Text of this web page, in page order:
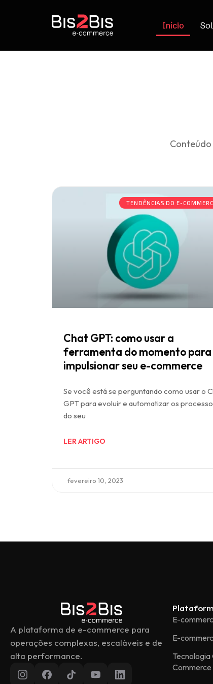
Início
TENDÊNCIAS DO E-
Chat GPT: como usar a
ferramenta do momento para
impulsionar seu e-commerce
Se você está se perguntando como usar o
GPT para evoluir e automatizar os
do seu
LER ARTIGO
fevereiro 10, 2023
A plataforma de e-commerce para
operações complexas, escaláveis e de
alta performance.
E-
E-
Tecnologia
Commerce